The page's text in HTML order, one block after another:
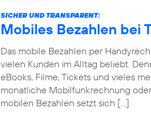
SICHER UND TRANSPARENT:
Mobiles Bezahlen bei
Das mobile Bezahlen per
vielen Kunden im Alltag beliebt.
eBooks, Filme, Tickets und vieles
monatliche Mobilfunkrechnung
mobilen Bezahlen setzt sich […]